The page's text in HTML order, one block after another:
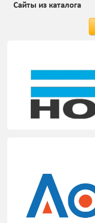
Сайты из каталога